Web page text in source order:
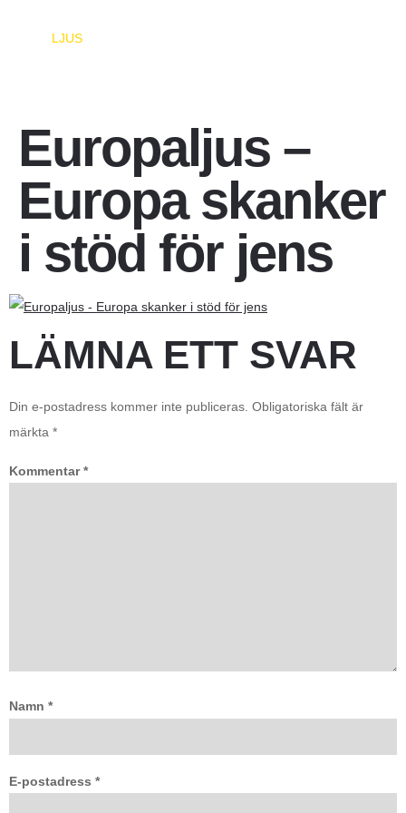
LJUS
Europaljus –
Europa skanker
i stöd för jens
LÄMNA ETT SVAR
Din e-postadress kommer inte publiceras. Obligatoriska fält är
märkta *
Kommentar*
Namn *
E-postadress *